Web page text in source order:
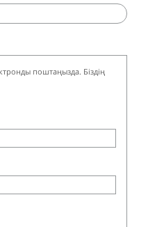
поштаңызда. Біздің